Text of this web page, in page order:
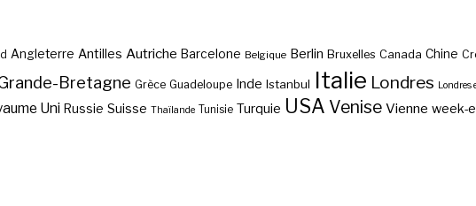
Angleterre Antilles Autriche Barcelone Belgique Berlin Bruxelles Canada Chine
Bretagne Grèce Guadeloupe Inde Istanbul Italie Londres Londres
Uni Russie Suisse Thaïlande Tunisie Turquie USA Venise Vienne week-